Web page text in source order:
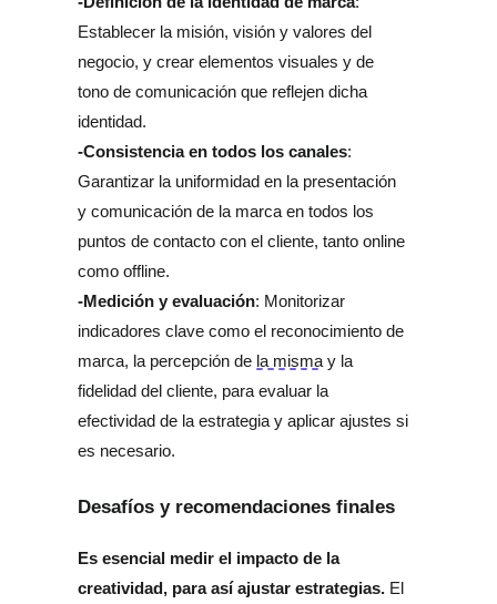
Establecer la misión, visión y valores del
negocio, y crear elementos visuales y de
tono de comunicación que reflejen dicha
identidad.
-Consistencia en todos los canales:
Garantizar la uniformidad en la presentación
y comunicación de la marca en todos los
puntos de contacto con el cliente, tanto online
como offline.
-Medición y evaluación: Monitorizar
indicadores clave como el reconocimiento de
marca, la percepción de la misma y la
fidelidad del cliente, para evaluar la
efectividad de la estrategia y aplicar ajustes si
es necesario.
Desafíos y recomendaciones finales
Es esencial medir el impacto de la
creatividad, para así ajustar estrategias. El